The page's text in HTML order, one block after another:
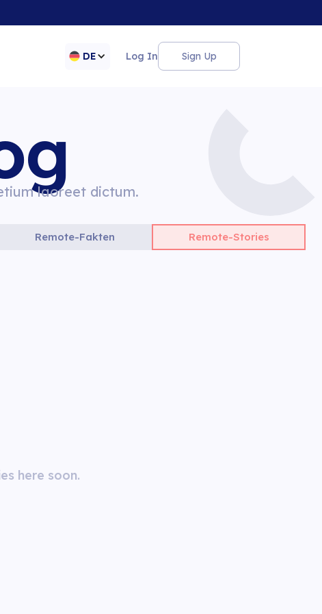
DE Log In Sign Up
laoreet dictum.
Remote-Fakten Remote-Stories
here soon.